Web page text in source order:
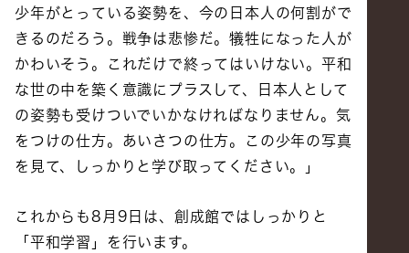
少年がとっている姿勢を、今の日本人の何割がで
きるのだろう。戦争は悲惨だ。犠牲になった人が
かわいそう。これだけで終ってはいけない。平和
な世の中を築く意識にプラスして、日本人として
の姿勢も受けついでいかなければなりません。気
をつけの仕方。あいさつの仕方。この少年の写真
を見て、しっかりと学び取ってください。」
これからも8月9日は、創成館ではしっかりと
「平和学習」を行います。